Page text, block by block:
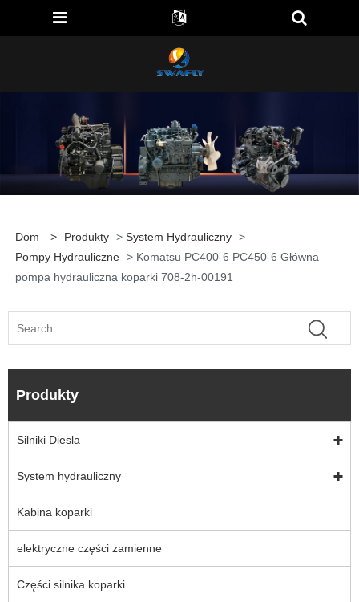
Dom > Produkty > System Hydrauliczny >
Pompy Hydrauliczne > Komatsu PC400-6 PC450-6 Główna
pompa hydrauliczna koparki 708-2h-00191
Produkty
Silniki Diesla
System hydrauliczny
Kabina koparki
elektryczne części zamienne
Części silnika koparki